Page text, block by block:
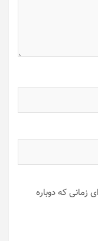
زمانی که دوباره